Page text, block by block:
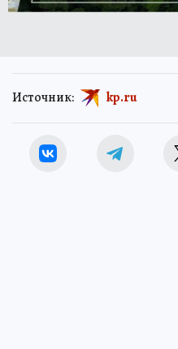
Источник: kp.ru